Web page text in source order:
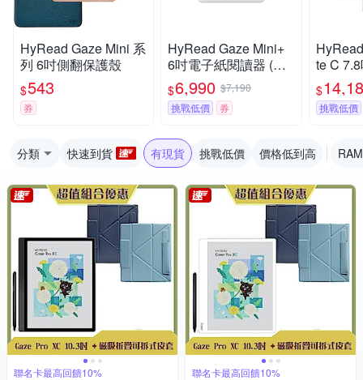
HyRead Gaze Mini 系
列 6吋側翻保護殼
$543
券
HyRead Gaze Mini+
6吋電子紙閱讀器 (經
典白)
$6,990 $7,190
挑戰低價
券
te C
閱讀器
$
挑戰低價
分類 快速到貨 有現貨 挑戰低價 價格低到高 RAM
聯名卡最高回饋10% 聯名卡最高回饋10%